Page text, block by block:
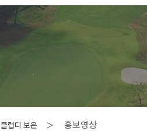
클럽디 보은 ＞ 홍보영상